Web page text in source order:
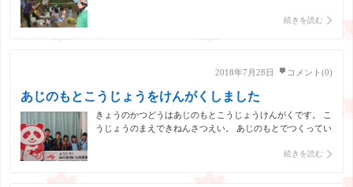
カレーはおいしいね！ このあとはキャンプファイヤー。 く
続きを読む
2018年7月28日 コメント(0)
あじのもとこうじょうをけんがくしました
きょうのかつどうはあじのもとこうじょうけんがくです。 こ
うじょうのまえできねんさつえい。 あじのもとでつくってい
り、あまかったり ひとのからだをつくっているのもあみのさ
続きを読む